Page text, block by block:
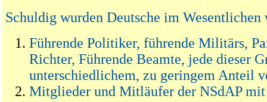
Schuldig wurden Deutsche im
Führende Politiker, führende Militärs,
Richter, Führende Beamte, jede dieser
unterschiedlichem, zu geringem Anteil
Mitglieder und Mitläufer der NSdAP